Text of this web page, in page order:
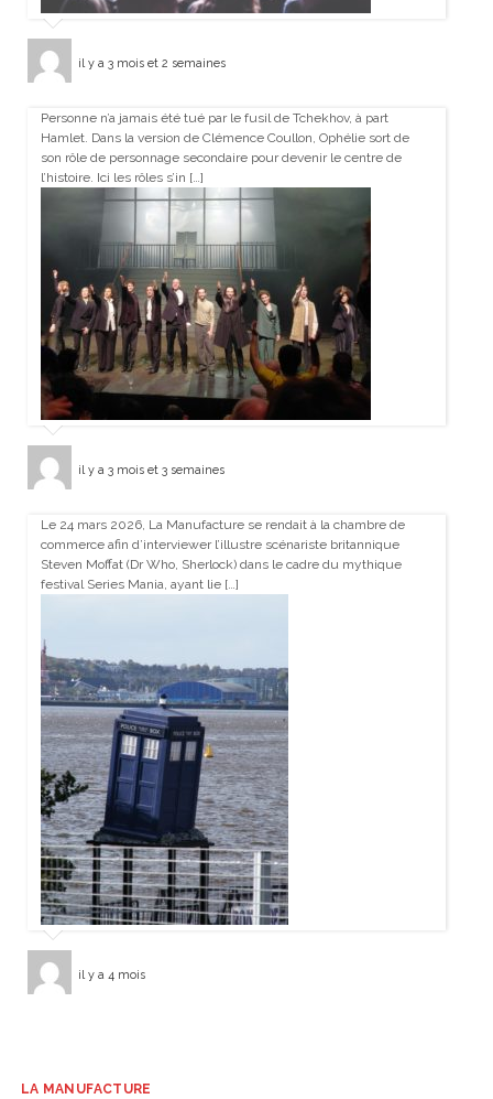
il y a 3 mois et 2 semaines
Personne n’a jamais été tué par le fusil de Tchekhov, à part
Hamlet. Dans la version de Clémence Coullon, Ophélie sort de
son rôle de personnage secondaire pour devenir le centre de
l’histoire. Ici les rôles s’in […]
il y a 3 mois et 3 semaines
Le 24 mars 2026, La Manufacture se rendait à la chambre de
commerce afin d’interviewer l’illustre scénariste britannique
Steven Moffat (Dr Who, Sherlock) dans le cadre du mythique
festival Series Mania, ayant lie […]
il y a 4 mois
LA MANUFACTURE